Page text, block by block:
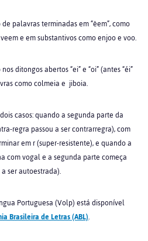
palavras terminadas em “êem”, como
e em substantivos como enjoo e voo.
ditongos abertos “ei” e “oi” (antes “éi”
como colmeia e jiboia.
casos: quando a segunda parte da
regra passou a ser contrarregra), com
em r (super-resistente), e quando a
com vogal e a segunda parte começa
ser autoestrada).
Portuguesa (Volp) está disponível
Brasileira de Letras (ABL).